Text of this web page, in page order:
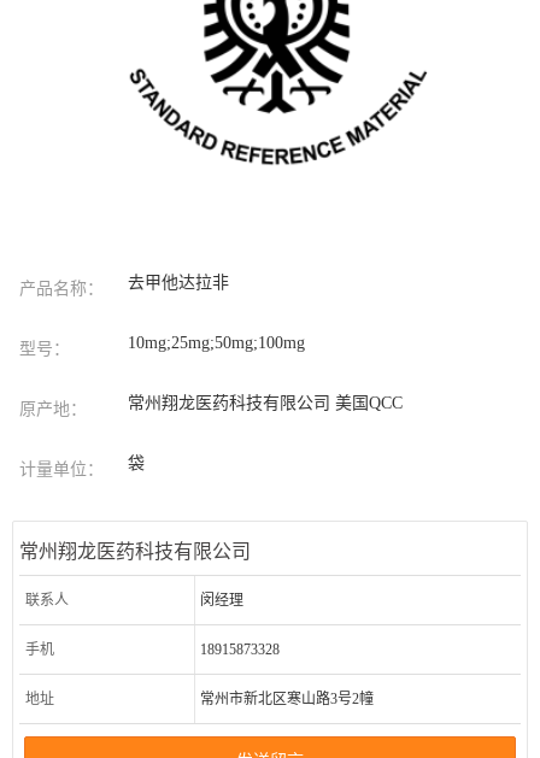
产品名称： 去甲他达拉非
型号： 10mg;25mg;50mg;100mg
原产地： 常州翔龙医药科技有限公司 美国QCC
计量单位： 袋
常州翔龙医药科技有限公司
联系人 闵经理
手机 18915873328
地址 常州市新北区寒山路3号2幢